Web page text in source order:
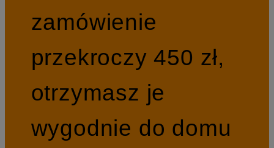
zamówienie
przekroczy 450 zł,
otrzymasz je
wygodnie do domu